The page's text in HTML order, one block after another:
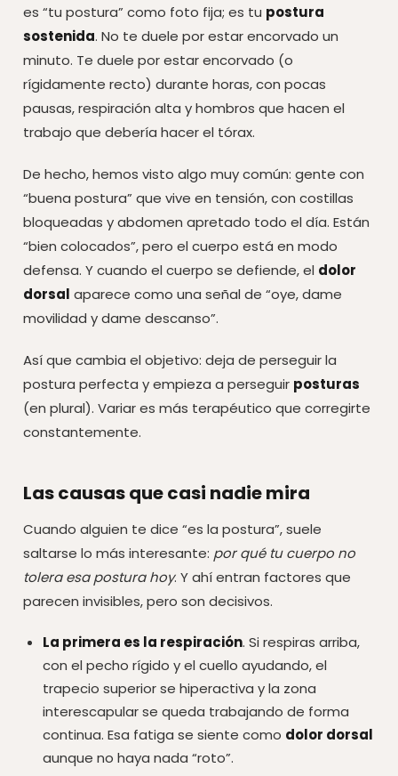
es “tu postura” como foto fija; es tu postura
sostenida. No te duele por estar encorvado un
minuto. Te duele por estar encorvado (o
rígidamente recto) durante horas, con pocas
pausas, respiración alta y hombros que hacen el
trabajo que debería hacer el tórax.
De hecho, hemos visto algo muy común: gente con
“buena postura” que vive en tensión, con costillas
bloqueadas y abdomen apretado todo el día. Están
“bien colocados”, pero el cuerpo está en modo
defensa. Y cuando el cuerpo se defiende, el dolor
dorsal aparece como una señal de “oye, dame
movilidad y dame descanso”.
Así que cambia el objetivo: deja de perseguir la
postura perfecta y empieza a perseguir posturas
(en plural). Variar es más terapéutico que corregirte
constantemente.
Las causas que casi nadie mira
Cuando alguien te dice “es la postura”, suele
saltarse lo más interesante: por qué tu cuerpo no
tolera esa postura hoy. Y ahí entran factores que
parecen invisibles, pero son decisivos.
La primera es la respiración. Si respiras arriba,
con el pecho rígido y el cuello ayudando, el
trapecio superior se hiperactiva y la zona
interescapular se queda trabajando de forma
continua. Esa fatiga se siente como dolor dorsal
aunque no haya nada “roto”.